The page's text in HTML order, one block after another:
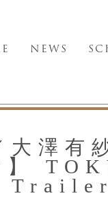
NEWS
大澤有
音】
Trailer